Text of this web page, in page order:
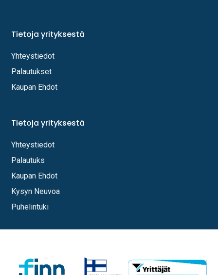
Tietoja yrityksestä
Yhteystiedot
Palautukset
Kaupan Ehdot
Tietoja yrityksestä
Yhteystiedot
Palautuks
Kaupan Ehdot
Kysyn Neuvoa
Puhelintuki